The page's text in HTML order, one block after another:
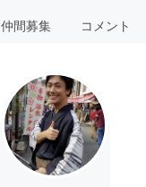
仲間募集 コメント